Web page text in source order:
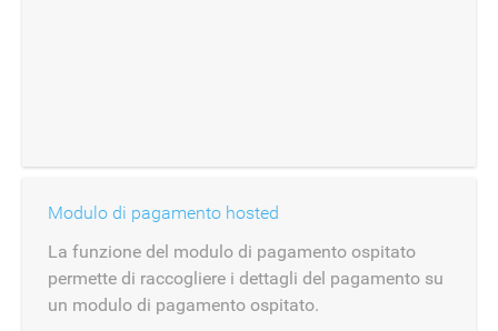
Modulo di pagamento hosted
La funzione del modulo di pagamento ospitato
permette di raccogliere i dettagli del pagamento su
un modulo di pagamento ospitato.